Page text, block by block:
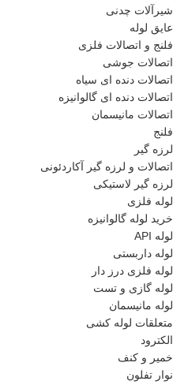
شیرآلات چدنی
عایق لوله
فلنج و اتصالات فلزی
اتصالات جوشی
اتصالات دنده ای سیاه
اتصالات دنده ای گالوانیزه
اتصالات مانیسمان
فلنج
لرزه گیر
اتصالات و لرزه گیر آکاردئونی
لرزه گیر لاستیکی
لوله فلزی
خرید لوله گالوانیزه
لوله API
لوله داربستی
لوله فلزی درز دار
لوله گازی و تست
لوله مانیسمان
متعلقات لوله کشی
الکترود
خمیر و کنف
نوار تفلون